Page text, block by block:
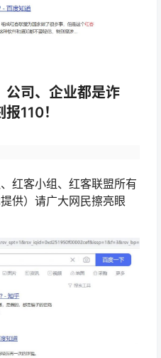
公司、企业都是诈
110！
红客小组、红客联盟所有
供）请广大网民擦亮眼